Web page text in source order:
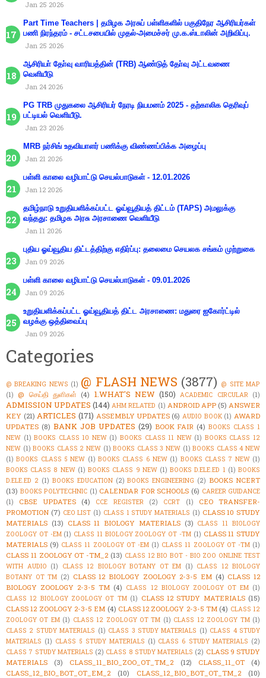
Jan 25 2026
Part Time Teachers | தமிழக அரசுப் பள்ளிகளில் பகுதிநேர ஆசிரியர்கள்
பணி நிரந்தரம் - சட்டசபையில் முதல்-அமைச்சர் மு.க.ஸ்டாலின் அறிவிப்பு.
Jan 25 2026
ஆசிரியா் தோ்வு வாரியத்தின் (TRB) ஆண்டுத் தோ்வு அட்டவணை
வெளியீடு
Jan 24 2026
PG TRB முதுகலை ஆசிரியர் நேரடி நியமனம் 2025 - தற்காலிக தெரிவுப்
பட்டியல் வெளியீடு.
Jan 23 2026
MRB நர்சிங் உதவியாளர் பணிக்கு விண்ணப்பிக்க அழைப்பு
Jan 21 2026
பள்ளி காலை வழிபாட்டு செயல்பாடுகள் - 12.01.2026
Jan 12 2026
தமிழ்நாடு உறுதியளிக்கப்பட்ட ஓய்வூதியத் திட்டம் (TAPS) அமலுக்கு
வந்தது: தமிழக அரசு அரசாணை வெளியீடு
Jan 11 2026
புதிய ஓய்வூதிய திட்டத்திற்கு எதிர்ப்பு: தலைமை செயலக சங்கம் முற்றுகை
Jan 09 2026
பள்ளி காலை வழிபாட்டு செயல்பாடுகள் - 09.01.2026
Jan 09 2026
உறுதியளிக்கப்பட்ட ஓய்வூதியத் திட்ட அரசாணை: மதுரை ஐகோர்ட்டில்
வழக்கு ஒத்திவைப்பு
Jan 09 2026
Categories
@ BREAKING NEWS (1) @ FLASH NEWS (3877) @ SITE MAP
(1) @ செய்தி துளிகள் (4) 1.WHAT'S NEW (150) ACADEMIC CIRCULAR (1)
ADMISSION UPDATES (144) AHM RELATED (1) ANDROID APP (5) ANSWER
KEY (21) ARTICLES (171) ASSEMBLY UPDATES (6) AUDIO BOOK (1) AWARD
UPDATES (8) BANK JOB UPDATES (29) BOOK FAIR (4) BOOKS CLASS 1
NEW (1) BOOKS CLASS 10 NEW (1) BOOKS CLASS 11 NEW (1) BOOKS CLASS 12
NEW (1) BOOKS CLASS 2 NEW (1) BOOKS CLASS 3 NEW (1) BOOKS CLASS 4 NEW
(1) BOOKS CLASS 5 NEW (1) BOOKS CLASS 6 NEW (1) BOOKS CLASS 7 NEW (1)
BOOKS CLASS 8 NEW (1) BOOKS CLASS 9 NEW (1) BOOKS D.ELE.ED 1 (1) BOOKS
D.ELE.ED 2 (1) BOOKS EDUCATION (2) BOOKS ENGINEERING (2) BOOKS NCERT
(13) BOOKS POLYTECHNIC (1) CALENDAR FOR SCHOOLS (6) CAREER GUIDANCE
(1)
CBSE UPDATES (4) CCE REGISTER (2) CCRT (1)
CEO TRANSFER-
PROMOTION (7) CEO LIST (1) CLASS 1 STUDY MATERIALS (1) CLASS 10 STUDY
MATERIALS (13) CLASS 11 BIOLOGY MATERIALS (3) CLASS 11 BIOLOGY
ZOOLOGY OT -EM (1) CLASS 11 BIOLOGY ZOOLOGY OT -TM (1) CLASS 11 STUDY
MATERIALS (9) CLASS 11 ZOOLOGY OT -EM (1) CLASS 11 ZOOLOGY OT -TM (1)
CLASS 11 ZOOLOGY OT -TM_2 (13) CLASS 12 BIO BOT - BIO ZOO ONLINE TEST
WITH AUDIO (1) CLASS 12 BIOLOGY BOTANY OT EM (1) CLASS 12 BIOLOGY
BOTANY OT TM (2) CLASS 12 BIOLOGY ZOOLOGY 2-3-5 EM (4) CLASS 12
BIOLOGY ZOOLOGY 2-3-5 TM (4) CLASS 12 BIOLOGY ZOOLOGY OT EM (1)
CLASS 12 BIOLOGY ZOOLOGY OT TM (1) CLASS 12 STUDY MATERIALS (15)
CLASS 12 ZOOLOGY 2-3-5 EM (4) CLASS 12 ZOOLOGY 2-3-5 TM (4) CLASS 12
ZOOLOGY OT EM (1) CLASS 12 ZOOLOGY OT TM (1) CLASS 12 ZOOLOGY TM (1)
CLASS 2 STUDY MATERIALS (1) CLASS 3 STUDY MATERIALS (1) CLASS 4 STUDY
MATERIALS (1) CLASS 5 STUDY MATERIALS (1) CLASS 6 STUDY MATERIALS (2)
CLASS 7 STUDY MATERIALS (2) CLASS 8 STUDY MATERIALS (2) CLASS 9 STUDY
MATERIALS
(3) CLASS_11_BIO_ZOO_OT_TM_2 (12) CLASS_11_OT
(4)
CLASS_12_BIO_BOT_OT_EM_2
(10) CLASS_12_BIO_BOT_OT_TM_2
(10)